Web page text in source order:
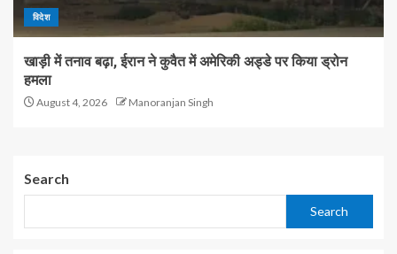
विदेश
खाड़ी में तनाव बढ़ा, ईरान ने कुवैत में अमेरिकी अड्डे पर किया ड्रोन
हमला
August 4, 2026 Manoranjan Singh
Search
Search